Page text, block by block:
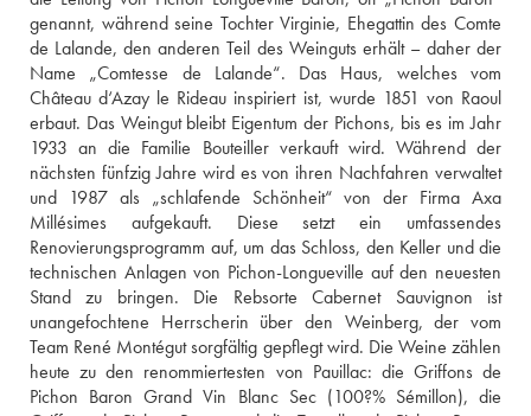
genannt, während seine Tochter Virginie, Ehegattin des Comte
de Lalande, den anderen Teil des Weinguts erhält – daher der
Name „Comtesse de Lalande“. Das Haus, welches vom
Château d‘Azay le Rideau inspiriert ist, wurde 1851 von Raoul
erbaut. Das Weingut bleibt Eigentum der Pichons, bis es im Jahr
1933 an die Familie Bouteiller verkauft wird. Während der
nächsten fünfzig Jahre wird es von ihren Nachfahren verwaltet
und 1987 als „schlafende Schönheit“ von der Firma Axa
Millésimes aufgekauft. Diese setzt ein umfassendes
Renovierungsprogramm auf, um das Schloss, den Keller und die
technischen Anlagen von Pichon-Longueville auf den neuesten
Stand zu bringen. Die Rebsorte Cabernet Sauvignon ist
unangefochtene Herrscherin über den Weinberg, der vom
Team René Montégut sorgfältig gepflegt wird. Die Weine zählen
heute zu den renommiertesten von Pauillac: die Griffons de
Pichon Baron Grand Vin Blanc Sec (100?% Sémillon), die